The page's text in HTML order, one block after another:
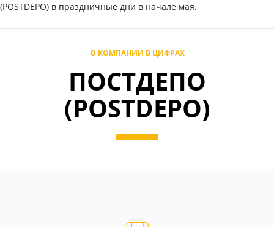
(POSTDEPO) в праздничные дни в начале мая.
О КОМПАНИИ В ЦИФРАХ
ПОСТДЕПО
(POSTDEPO)